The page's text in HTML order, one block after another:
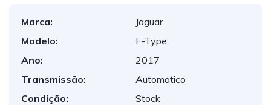
Marca:
Jaguar
Modelo:
F-Type
Ano:
2017
Transmissão:
Automatico
Condição:
Stock